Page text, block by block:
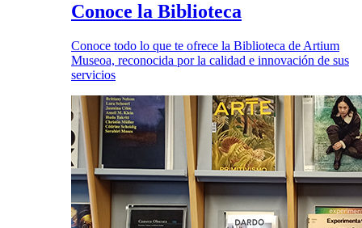
Conoce la Biblioteca
Conoce todo lo que te ofrece la Biblioteca de Artium
Museoa, reconocida por la calidad e innovación de sus
servicios